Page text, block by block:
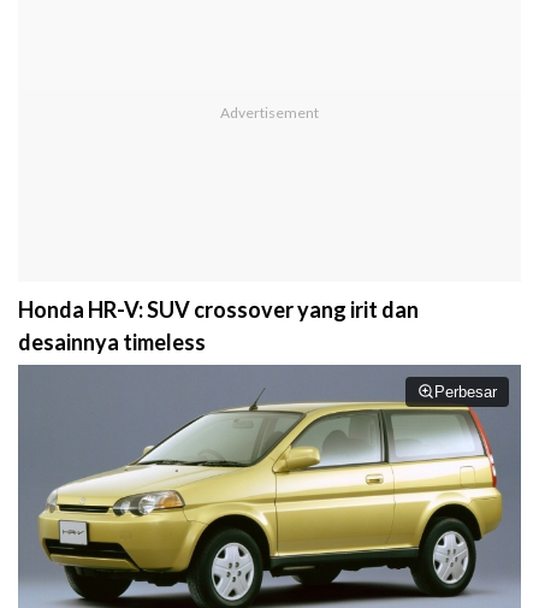
Honda HR-V: SUV crossover yang irit dan
desainnya timeless
Perbesar